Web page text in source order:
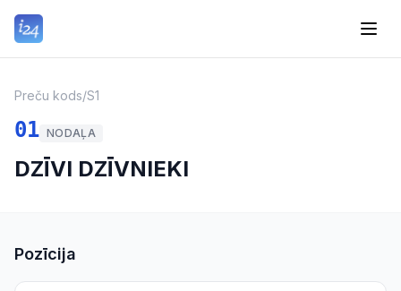
Preču kods/S1
01 NODAĻA
DZĪVI DZĪVNIEKI
Pozīcija